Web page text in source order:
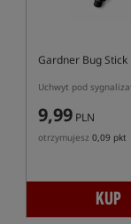
Gardner Bug Stick
9,99 PLN
otrzymujesz 0,09 pkt
KUP